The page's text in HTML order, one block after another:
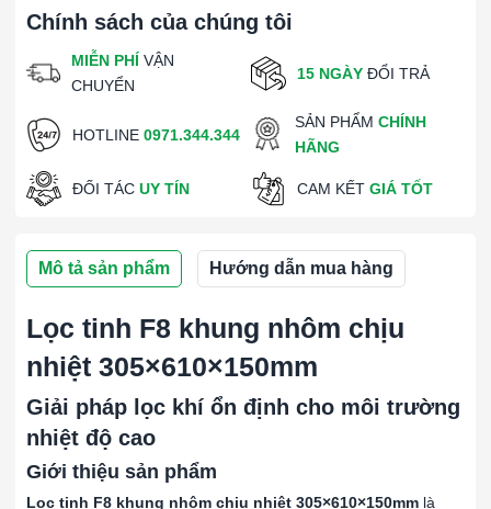
Chính sách của chúng tôi
MIỄN PHÍ VẬN
CHUYỂN
15 NGÀY ĐỔI TRẢ
HOTLINE 0971.344.344
SẢN PHẨMCHÍNH
HÃNG
ĐỐI TÁC UY TÍN CAM KẾT GIÁ TỐT
Mô tả sản phẩm Hướng dẫn mua hàng
Lọc tinh F8 khung nhôm chịu
nhiệt 305×610×150mm
Giải pháp lọc khí ổn định cho môi trường
nhiệt độ cao
Giới thiệu sản phẩm
Lọc tinh F8 khung nhôm chịu nhiệt 305×610×150mm là